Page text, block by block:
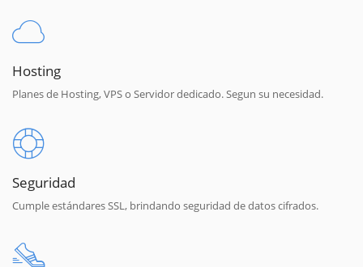
Hosting
Planes de Hosting, VPS o Servidor dedicado. Segun su necesidad.
Seguridad
Cumple estándares SSL, brindando seguridad de datos cifrados.